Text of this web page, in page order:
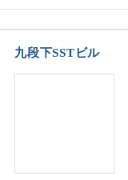
九段下SSTビル